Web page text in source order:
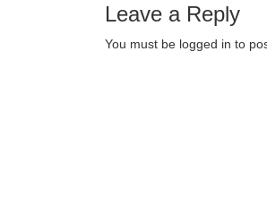
Leave a Reply
You must be logged in to